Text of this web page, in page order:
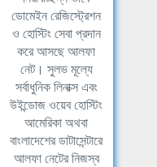
ডোমেইন রেজিস্ট্রেশন
ও হোস্টিং সেবা প্রদান
করে আসছে আলফা
নেট। সুলভ মূল্যে
সর্বাধুনিক লিনাক্স এবং
উইন্ডোজ ওয়েব হোস্টিং
আমেরিকা অথবা
বাংলাদেশের ডাটাসেন্টারে
আলফা নেটের নিজস্ব